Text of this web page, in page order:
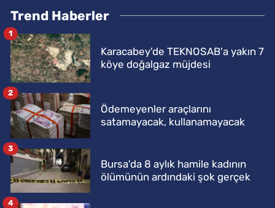
Trend Haberler
Karacabey'de TEKNOSAB'a yakın 7
köye doğalgaz müjdesi
1
Ödemeyenler araçlarını
satamayacak, kullanamayacak
2
Bursa'da 8 aylık hamile kadının
ölümünün ardındaki şok gerçek
3
4